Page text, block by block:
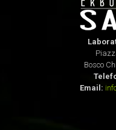
Bosco
Email: